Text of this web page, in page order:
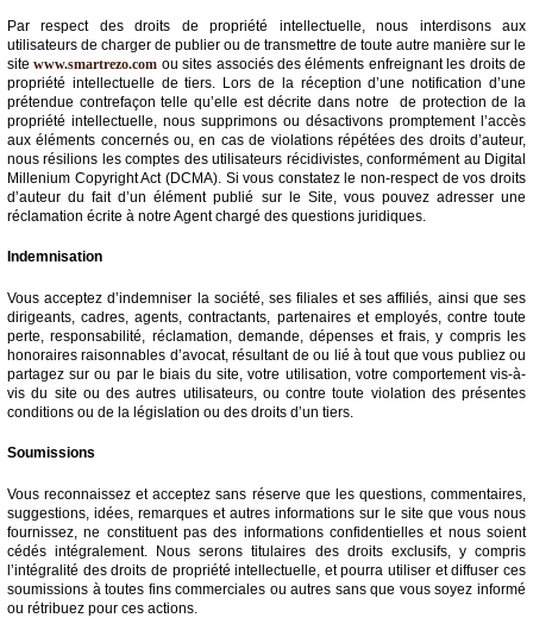
Par respect des droits de propriété intellectuelle, nous interdisons aux
utilisateurs de charger de publier ou de transmettre de toute autre manière sur le
sitewww.smartrezo.com ou sites associés des éléments enfreignant les droits de
propriété intellectuelle de tiers. Lors de la réception d’une notification d’une
prétendue contrefaçon telle qu’elle est décrite dans notre de protection de la
propriété intellectuelle, nous supprimons ou désactivons promptement l’accès
aux éléments concernés ou, en cas de violations répétées des droits d’auteur,
nous résilions les comptes des utilisateurs récidivistes, conformément au Digital
Millenium Copyright Act (DCMA). Si vous constatez le non-respect de vos droits
d’auteur du fait d’un élément publié sur le Site, vous pouvez adresser une
réclamation écrite à notre Agent chargé des questions juridiques.
Indemnisation
Vous acceptez d’indemniser la société, ses filiales et ses affiliés, ainsi que ses
dirigeants, cadres, agents, contractants, partenaires et employés, contre toute
perte, responsabilité, réclamation, demande, dépenses et frais, y compris les
honoraires raisonnables d’avocat, résultant de ou lié à tout que vous publiez ou
partagez sur ou par le biais du site, votre utilisation, votre comportement vis-à-
vis du site ou des autres utilisateurs, ou contre toute violation des présentes
conditions ou de la législation ou des droits d’un tiers.
Soumissions
Vous reconnaissez et acceptez sans réserve que les questions, commentaires,
suggestions, idées, remarques et autres informations sur le site que vous nous
fournissez, ne constituent pas des informations confidentielles et nous soient
cédés intégralement. Nous serons titulaires des droits exclusifs, y compris
l’intégralité des droits de propriété intellectuelle, et pourra utiliser et diffuser ces
soumissions à toutes fins commerciales ou autres sans que vous soyez informé
ou rétribuez pour ces actions.